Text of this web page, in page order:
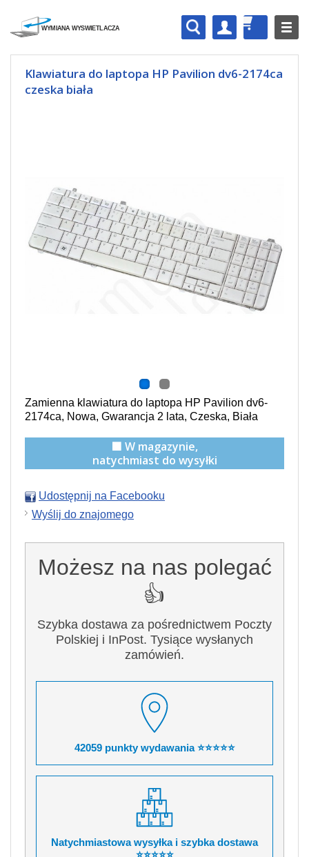
Klawiatura do laptopa HP Pavilion dv6-2174ca
czeska biała
Zamienna klawiatura do laptopa HP Pavilion dv6-
2174ca, Nowa, Gwarancja 2 lata, Czeska, Biała
🟩 W magazynie,
natychmiast do wysyłki
Udostępnij na Facebooku
Wyślij do znajomego
Możesz na nas polegać
👍
Szybka dostawa za pośrednictwem Poczty
Polskiej i InPost. Tysiące wysłanych
zamówień.
42059 punkty wydawania ⭐⭐⭐⭐⭐
Natychmiastowa wysyłka i szybka dostawa
⭐⭐⭐⭐⭐